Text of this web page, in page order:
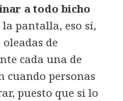
a todo bicho
pantalla, eso sí,
de
cada una de
cuando personas
puesto que si lo